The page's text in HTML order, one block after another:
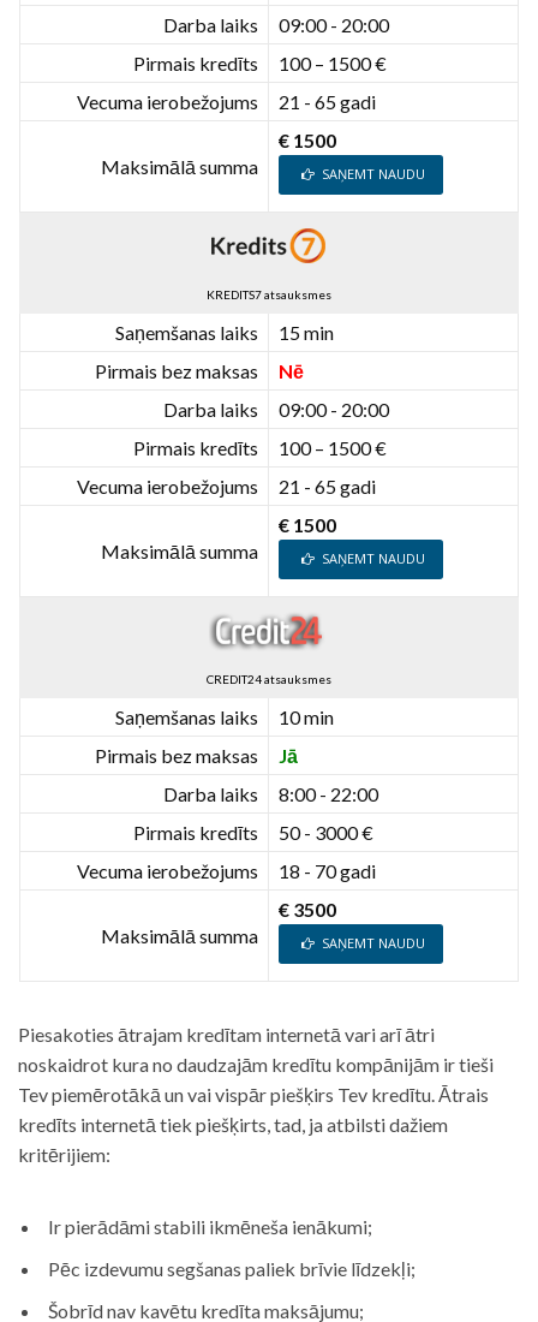
Darba laiks
09:00 - 20:00
Pirmais kredīts
100 – 1500 €
Vecuma ierobežojums
21 - 65 gadi
Maksimālā summa
€ 1500
SAŅEMT NAUDU
KREDITS7 atsauksmes
Saņemšanas laiks
15 min
Pirmais bez maksas
Nē
Darba laiks
09:00 - 20:00
Pirmais kredīts
100 – 1500 €
Vecuma ierobežojums
21 - 65 gadi
Maksimālā summa
€ 1500
SAŅEMT NAUDU
CREDIT24 atsauksmes
Saņemšanas laiks
10 min
Pirmais bez maksas
Jā
Darba laiks
8:00 - 22:00
Pirmais kredīts
50 - 3000 €
Vecuma ierobežojums
18 - 70 gadi
Maksimālā summa
€ 3500
SAŅEMT NAUDU
Piesakoties ātrajam kredītam internetā vari arī ātri
noskaidrot kura no daudzajām kredītu kompānijām ir tieši
Tev piemērotākā un vai vispār piešķirs Tev kredītu. Ātrais
kredīts internetā tiek piešķirts, tad, ja atbilsti dažiem
kritērijiem:
Ir pierādāmi stabili ikmēneša ienākumi;
Pēc izdevumu segšanas paliek brīvie līdzekļi;
Šobrīd nav kavētu kredīta maksājumu;